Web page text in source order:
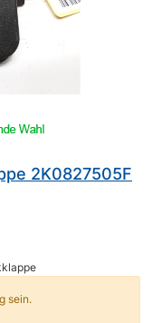
2K0827505F
sein.